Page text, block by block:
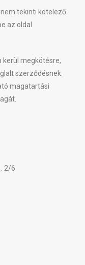
tekinti kötelező
az oldal
megkötésre,
szerződésnek.
magatartási
2/6